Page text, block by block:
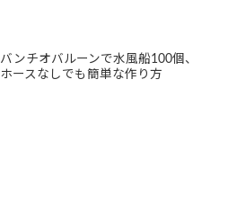
バンチオバルーンで水風船100個、
ホースなしでも簡単な作り方